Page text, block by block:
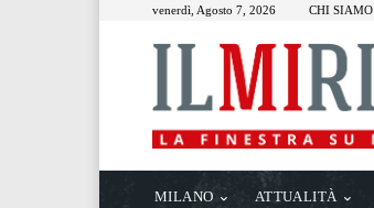
venerdì, Agosto 7, 2026 CHI SIAMO
MILANO ATTUALITÀ